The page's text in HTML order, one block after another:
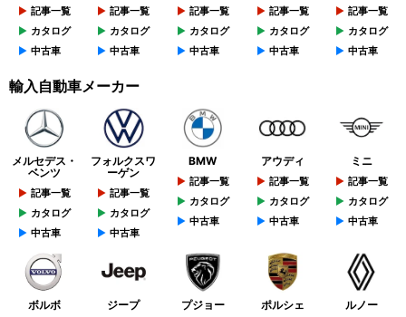
記事一覧
カタログ
中古車
記事一覧
カタログ
中古車
記事一覧
カタログ
中古車
記事一覧
カタログ
中古車
記事一覧
カタログ
中古車
輸入自動車メーカー
メルセデス・
ベンツ
記事一覧
カタログ
中古車
フォルクスワ
ーゲン
記事一覧
カタログ
中古車
BMW
記事一覧
カタログ
中古車
アウディ
記事一覧
カタログ
中古車
ミニ
記事一覧
カタログ
中古車
ボルボ ジープ プジョー ポルシェ ルノー